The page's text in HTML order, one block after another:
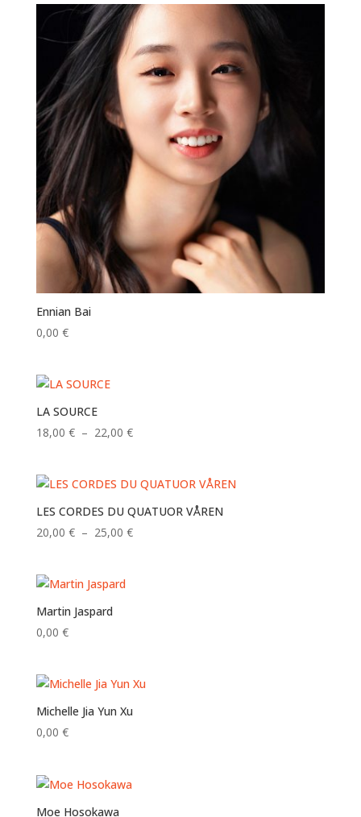
Ennian Bai
0,00 €
LA SOURCE
18,00 € – 22,00 €Plage
18,00 €
à
LES CORDES DU QUATUOR VÅREN
20,00 € – 25,00 €Plage
Martin Jaspard
0,00 €
Michelle Jia Yun Xu
0,00 €
Moe Hosokawa